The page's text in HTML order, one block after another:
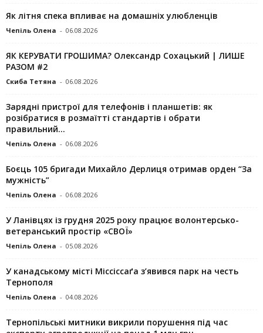
Як літня спека впливає на домашніх улюбленців
Чепіль Олена - 06.08.2026
ЯК КЕРУВАТИ ГРОШИМА? Олександр Сохацький | ЛИШЕ
РАЗОМ #2
Скиба Тетяна - 06.08.2026
Зарядні пристрої для телефонів і планшетів: як
розібратися в розмаїтті стандартів і обрати
правильний...
Чепіль Олена - 06.08.2026
Боєць 105 бригади Михайло Дерлиця отримав орден “За
мужність”
Чепіль Олена - 06.08.2026
У Ланівцях із грудня 2025 року працює волонтерсько-
ветеранський простір «СВОЇ»
Чепіль Олена - 05.08.2026
У канадському місті Міссіссаґа з’явився парк на честь
Тернополя
Чепіль Олена - 04.08.2026
Тернопільські митники викрили порушення під час